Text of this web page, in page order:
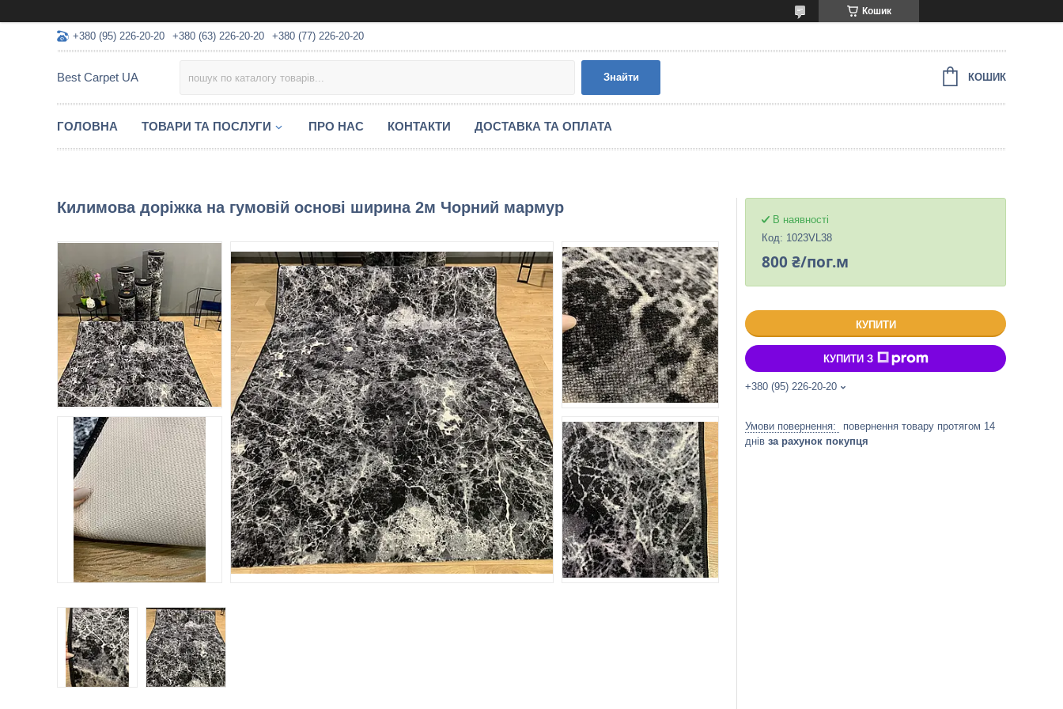
Кошик
+380 (95) 226-20-20 +380 (63) 226-20-20 +380 (77) 226-20-20
Best Carpet UA Знайти КОШИК
ГОЛОВНА ТОВАРИ ТА ПОСЛУГИ ПРО НАС КОНТАКТИ ДОСТАВКА ТА ОПЛАТА
Килимова доріжка на гумовій основі ширина 2м Чорний мармур
В наявності
Код: 1023VL38
800 ₴/пог.м
КУПИТИ
КУПИТИ З
+380 (95) 226-20-20
повернення товару протягом 14
днів за рахунок покупця